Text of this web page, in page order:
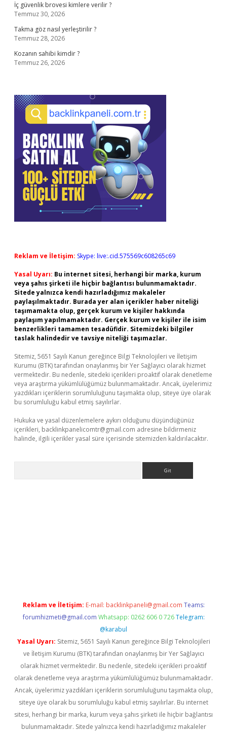
İç güvenlik brovesi kimlere verilir ?
Temmuz 30, 2026
Takma göz nasıl yerleştirilir ?
Temmuz 28, 2026
Kozanın sahibi kimdir ?
Temmuz 26, 2026
Reklam ve İletişim: Skype: live:.cid.575569c608265c69
Yasal Uyarı: Bu internet sitesi, herhangi bir marka, kurum
veya şahıs şirketi ile hiçbir bağlantısı bulunmamaktadır.
Sitede yalnızca kendi hazırladığımız makaleler
paylaşılmaktadır. Burada yer alan içerikler haber niteliği
taşımamakta olup, gerçek kurum ve kişiler hakkında
paylaşım yapılmamaktadır. Gerçek kurum ve kişiler ile isim
benzerlikleri tamamen tesadüfidir. Sitemizdeki bilgiler
taslak halindedir ve tavsiye niteliği taşımazlar.
Sitemiz, 5651 Sayılı Kanun gereğince Bilgi Teknolojileri ve İletişim
Kurumu (BTK) tarafından onaylanmış bir Yer Sağlayıcı olarak hizmet
vermektedir. Bu nedenle, sitedeki içerikleri proaktif olarak denetleme
veya araştırma yükümlülüğümüz bulunmamaktadır. Ancak, üyelerimiz
yazdıkları içeriklerin sorumluluğunu taşımakta olup, siteye üye olarak
bu sorumluluğu kabul etmiş sayılırlar.
Hukuka ve yasal düzenlemelere aykırı olduğunu düşündüğünüz
içerikleri, backlinkpanelicomtr@gmail.com adresine bildirmeniz
halinde, ilgili içerikler yasal süre içerisinde sitemizden kaldırılacaktır.
Reklam ve İletişim: E-mail: backlinkpaneli@gmail.com Teams:
forumhizmeti@gmail.com Whatsapp: 0262 606 0 726 Telegram:
@karabul
Yasal Uyarı: Sitemiz, 5651 Sayılı Kanun gereğince Bilgi Teknolojileri
ve İletişim Kurumu (BTK) tarafından onaylanmış bir Yer Sağlayıcı
olarak hizmet vermektedir. Bu nedenle, sitedeki içerikleri proaktif
olarak denetleme veya araştırma yükümlülüğümüz bulunmamaktadır.
Ancak, üyelerimiz yazdıkları içeriklerin sorumluluğunu taşımakta olup,
siteye üye olarak bu sorumluluğu kabul etmiş sayılırlar. Bu internet
sitesi, herhangi bir marka, kurum veya şahıs şirketi ile hiçbir bağlantısı
bulunmamaktadır. Sitede yalnızca kendi hazırladığımız makaleler